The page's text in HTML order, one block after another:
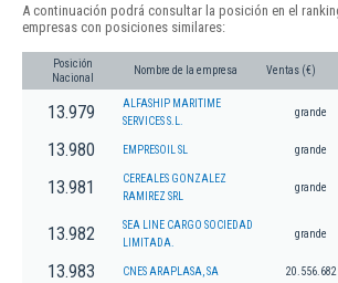
A continuación podrá consultar la posición en el
empresas con posiciones similares:
Posición
Nacional
Nombre de la empresa Ventas (€)
13.979
ALFASHIP MARITIME
SERVICES S.L.
grande
13.980 EMPRESOIL SL grande
13.981
CEREALES GONZALEZ
RAMIREZ SRL
grande
13.982
SEA LINE CARGO SOCIEDAD
LIMITADA.
grande
13.983 CNES ARAPLASA, SA 20.556.682